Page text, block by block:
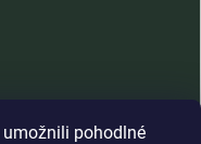
pohodlné